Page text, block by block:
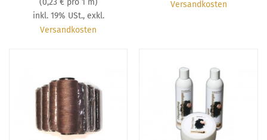
(0,23 €pro 1 m)
inkl. 19% USt., exkl.
Versandkosten
Versandkosten